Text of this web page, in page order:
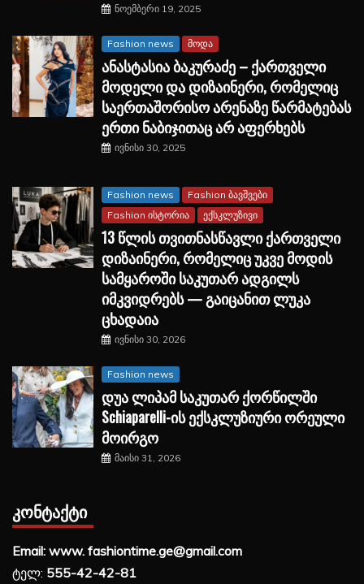
ნოემბერი 19, 2025
Fashion news მოდა
ანასტასია ბაკურაძე – ქართველი
მოდელი და დიზაინერი, რომელიც
საერთაშორისო არენაზე წარმატებას
ერთი ნაბიჯითაც არ აფერხებს
ივნისი 30, 2025
Fashion news
Fashion ბავშვები
Fashion ისტორია
ექსკლუზივი
13 წლის თვითნასწავლი ქართველი
დიზაინერი, რომელიც უკვე მოდის
სამყაროში საკუთარ ადგილს
იმკვიდრებს — გაიცანით ლუკა
ცხადაია
ივნისი 30, 2026
Fashion news
დუა ლიპამ საკუთარ ქორწილში
Schiaparelli-ის ექსკლუზიური ორეული
მოირგო
მაისი 31, 2026
ᲙᲝᲜᲢᲐᲥᲢᲘ
Email: www. fashiontime.ge@gmail.com
ტელ: 555-42-42-81